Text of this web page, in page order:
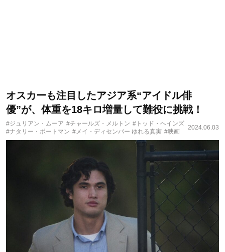
オスカーも注目したアジア系“アイドル俳
優”が、体重を18キロ増量して難役に挑戦！
#ジュリアン・ムーア #チャールズ・メルトン #トッド・ヘインズ
#ナタリー・ポートマン #メイ・ディセンバー ゆれる真実 #映画
2024.06.03